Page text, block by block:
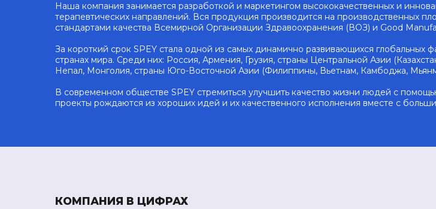
Наша компания занимается разработкой и маркетингом высококачественных и
терапевтических направлений. Вся продукция производится на производственных
стандартами качества Всемирной Организации Здравоохранения (ВОЗ) и Good
За короткий срок SPEY стала одной из самых динамично развивающихся
странах мира. Среди них: Россия, Армения, Грузия, страны Центральной Азии
Непал, Монголия, страны Юго-Восточной Азии (Филиппины, Вьетнам, Камбоджа,
В современном обществе SPEY стремиться улучшить качество жизни людей с
проекты рождаются из хороших идей и их качественного исполнения вместе с
КОМПАНИЯ В ЦИФРАХ